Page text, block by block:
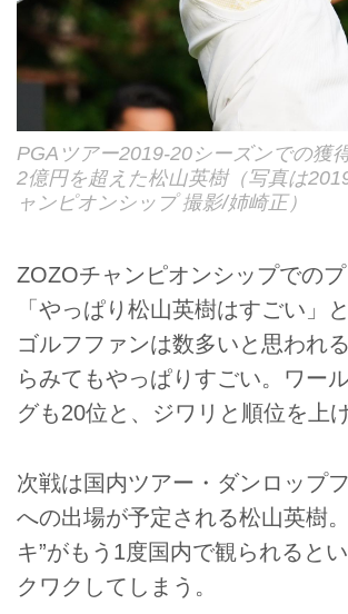
PGAツアー2019-20シーズンでの獲
2億円を超えた松山英樹（写真は
ャンピオンシップ 撮影/姉崎正）
ZOZOチャンピオンシップでのプ
「やっぱり松山英樹はすごい」
ゴルフファンは数多いと思われ
らみてもやっぱりすごい。ワー
グも20位と、ジワリと順位を上
次戦は国内ツアー・ダンロップ
への出場が予定される松山英樹
キ”がもう1度国内で観られると
クワクしてしまう。